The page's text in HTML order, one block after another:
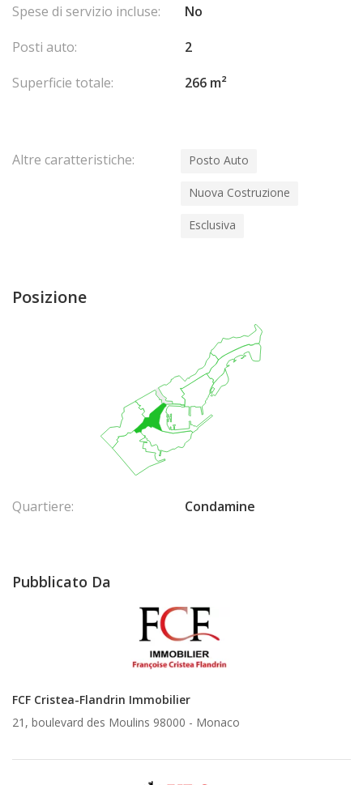
Spese di servizio incluse:
No
Posti auto:
2
Superficie totale:
266 m²
Altre caratteristiche: Posto Auto
Nuova Costruzione
Esclusiva
Posizione
Quartiere: Condamine
Pubblicato Da
FCF Cristea-Flandrin Immobilier
21, boulevard des Moulins 98000 - Monaco